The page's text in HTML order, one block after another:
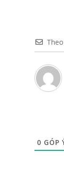
0 GÓP